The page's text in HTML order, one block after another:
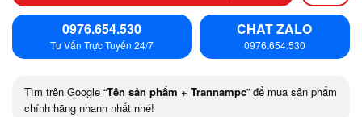
0976.654.530
Tư Vấn Trực Tuyến 24/7
CHAT ZALO
0976.654.530
Tìm trên Google “Tên sản phẩm + Trannampc” để mua sản phẩm
chính hãng nhanh nhất nhé!